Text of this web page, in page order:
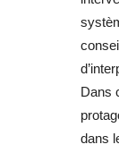
Dans
dans